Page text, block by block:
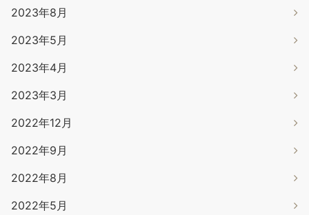
2023年8月
2023年5月
2023年4月
2023年3月
2022年12月
2022年9月
2022年8月
2022年5月